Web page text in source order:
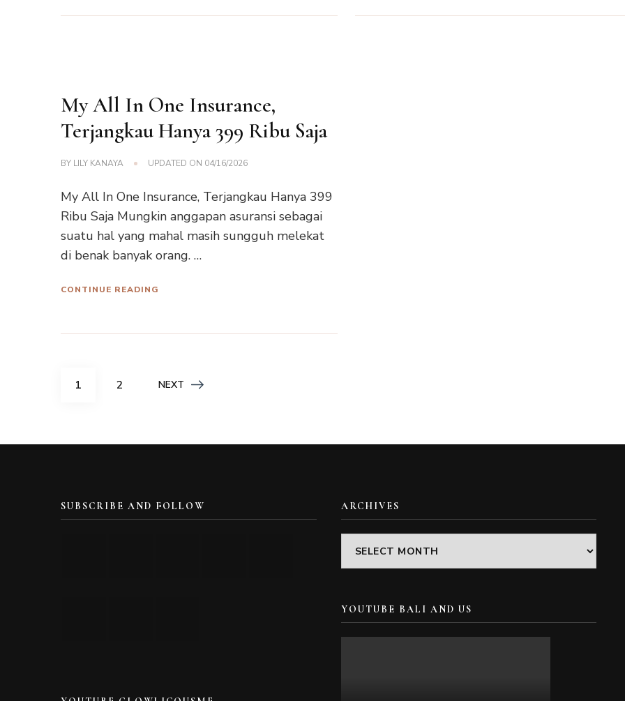
My All In One Insurance,
Terjangkau Hanya 399 Ribu Saja
BY LILY KANAYA UPDATED ON 04/16/2026
My All In One Insurance, Terjangkau Hanya 399
Ribu Saja Mungkin anggapan asuransi sebagai
suatu hal yang mahal masih sungguh melekat
di benak banyak orang. …
CONTINUE READING
Posts
PAGE
1 PAGE
2 NEXT
SUBSCRIBE AND FOLLOW ARCHIVES
Archives
YOUTUBE BALI AND US